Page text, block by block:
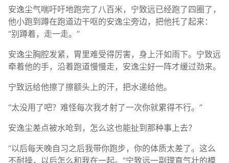
安逸尘气喘吁吁地跑完了八百米，宁致远已经跑了四圈了，
他小跑到蹲在跑道边干呕的安逸尘旁边，把他托了起来：
“别蹲着，走一走。”
安逸尘胸腔发紧，胃里难受得厉害，身上汗如雨下。宁致远
牵着他的手，沿着跑道慢慢走，安逸尘好一阵才缓过劲来。
宁致远给他擦了擦额头上的汗，把水递给他。
“太没用了吧？难怪每次我才射了一次你就累得不行。”
安逸尘差点被水呛到，怎么这也能扯到那种事上去？
“以后每天晚自习之后我带你跑步，你的体质太差了。这么
不耐操，以后怎么和我在一起。”宁致远一副理直气壮的模